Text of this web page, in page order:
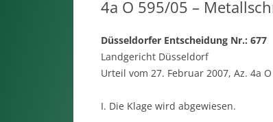
4a O 595/05 –
Düsseldorfer Entscheidung Nr.: 677
Landgericht Düsseldorf
Urteil vom 27. Februar 2007, Az. 4a
I. Die Klage wird abgewiesen.